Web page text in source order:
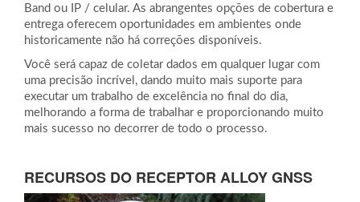
Band ou IP / celular. As abrangentes opções de cobertura e
entrega oferecem oportunidades em ambientes onde
historicamente não há correções disponíveis.
Você será capaz de coletar dados em qualquer lugar com
uma precisão incrível, dando muito mais suporte para
executar um trabalho de excelência no final do dia,
melhorando a forma de trabalhar e proporcionando muito
mais sucesso no decorrer de todo o processo.
RECURSOS DO RECEPTOR ALLOY GNSS